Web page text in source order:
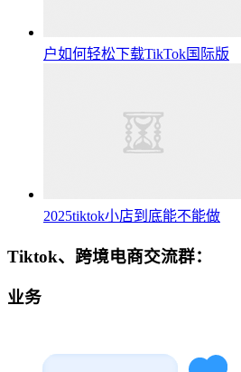
户如何轻松下载TikTok国际版
2025tiktok小店到底能不能做
Tiktok、跨境电商交流群：
业务